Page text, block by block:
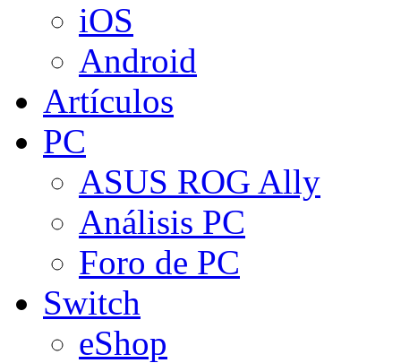
iOS
Android
Artículos
PC
ASUS ROG Ally
Análisis PC
Foro de PC
Switch
eShop